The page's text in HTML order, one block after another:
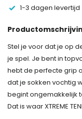
1-3 dagen levertijd
Stel je voor dat je op
je spel. Je bent in
hebt de perfecte grip
dat je sokken vochtig
begint ongemakkelijk
Dat is waar XTREME